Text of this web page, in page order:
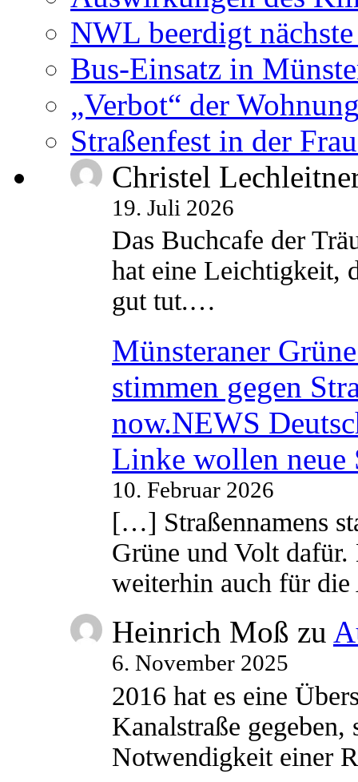
NWL beerdigt
Bus-Einsatz in
„Verbot“ der
Straßenfest in der
Christel
19. Juli 2026
Das Buchcafe der
hat eine Leichtigkeit,
gut tut.…
Münsteraner
stimmen gegen
now.NEWS
Linke wollen neue
10. Februar 2026
[…] Straßennamens
Grüne und Volt
weiterhin auch für
Heinrich Moß zu
6. November 2025
2016 hat es eine
Kanalstraße
Notwendigkeit einer